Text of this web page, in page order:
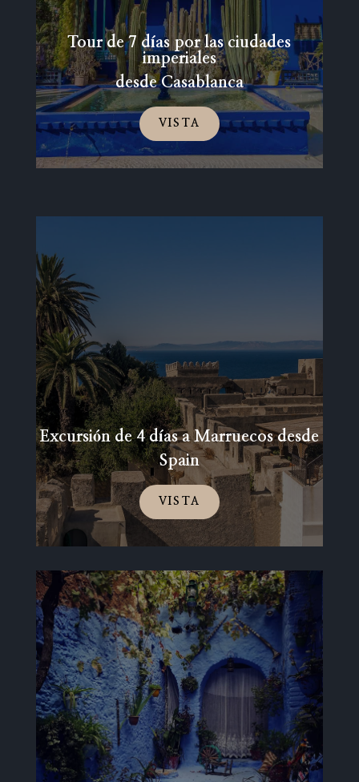
Tour de 7 días por las ciudades
imperiales
desde Casablanca
VISTA
Excursión de 4 días a Marruecos desde
Spain
VISTA